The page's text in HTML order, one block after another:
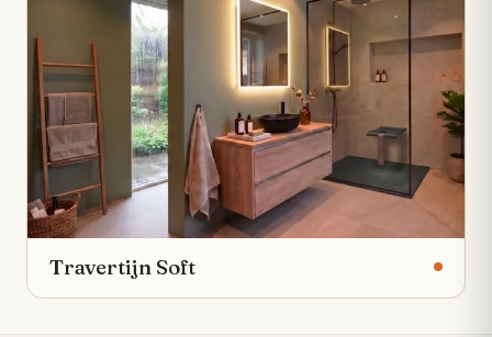
Travertijn Soft